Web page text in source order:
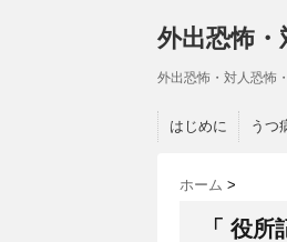
外出恐怖
外出恐怖・対人恐怖
はじめに うつ
ホーム >
「 役